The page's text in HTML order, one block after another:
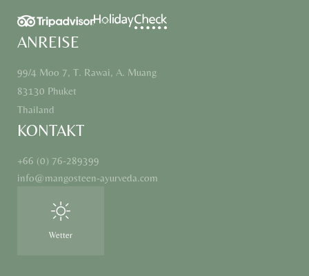
ANREISE
99/4 Moo 7, T. Rawai, A. Muang
83130 Phuket
Thailand
KONTAKT
+66 (0) 76-289399
info@mangosteen-ayurveda.com
Wetter